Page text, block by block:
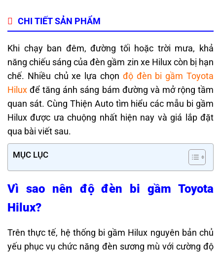
CHI TIẾT SẢN PHẨM
Khi chạy ban đêm, đường tối hoặc trời mưa, khả
năng chiếu sáng của đèn gầm zin xe Hilux còn bị hạn
chế. Nhiều chủ xe lựa chọn độ đèn bi gầm Toyota
Hilux để tăng ánh sáng bám đường và mở rộng tầm
quan sát. Cùng Thiện Auto tìm hiểu các mẫu bi gầm
Hilux được ưa chuộng nhất hiện nay và giá lắp đặt
qua bài viết sau.
MỤC LỤC
Vì sao nên độ đèn bi gầm Toyota
Hilux?
Trên thực tế, hệ thống bi gầm Hilux nguyên bản chủ
yếu phục vụ chức năng đèn sương mù với cường độ